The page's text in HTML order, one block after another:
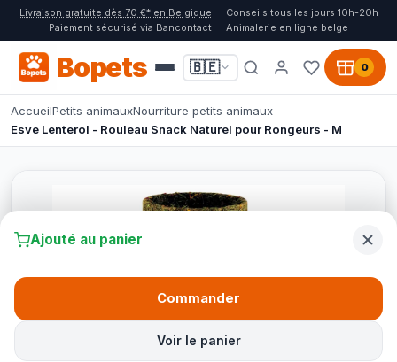
Livraison gratuite dès 70 €* en Belgique
Conseils tous les jours 10h-20h
Paiement sécurisé via Bancontact
Animalerie en ligne belge
Bopets 🇧🇪 0
AccueilPetits animauxNourriture petits animaux
Esve Lenterol - Rouleau Snack Naturel pour Rongeurs - M
Ajouté au panier
Voir le panier
Commander